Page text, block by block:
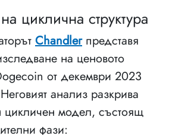
циклична структура
Chandlerпредставя
на ценовото
от декември 2023
анализ разкрива
цикличен модел, състоящ
фази: